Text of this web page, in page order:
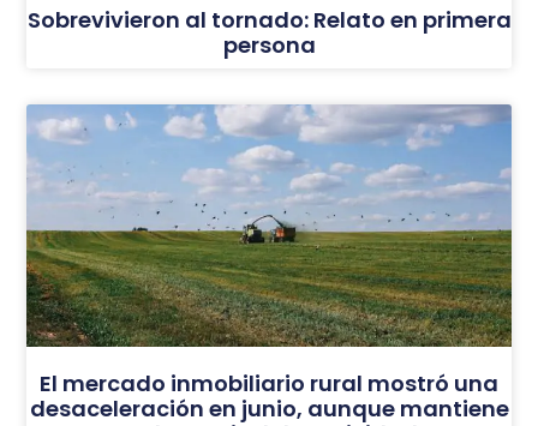
Sobrevivieron al tornado: Relato en primera
persona
El mercado inmobiliario rural mostró una
desaceleración en junio, aunque mantiene